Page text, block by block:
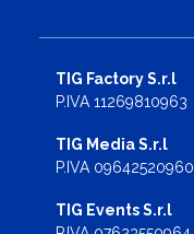
TIG Factory S.r.l
P.IVA 11269810963
TIG Media S.r.l
P.IVA 09642520960
TIG Events S.r.l